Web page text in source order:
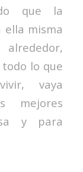
que la
misma
lo que
vaya
mejores
y para